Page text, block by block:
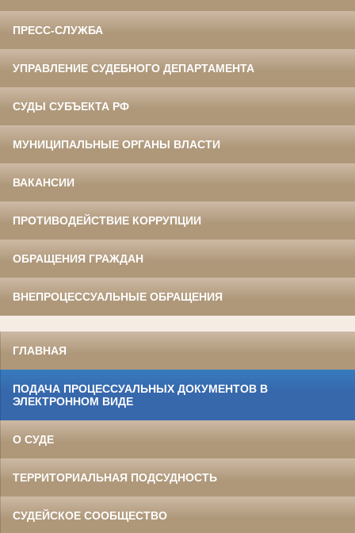
ПРЕСС-СЛУЖБА
УПРАВЛЕНИЕ СУДЕБНОГО ДЕПАРТАМЕНТА
СУДЫ СУБЪЕКТА РФ
МУНИЦИПАЛЬНЫЕ ОРГАНЫ ВЛАСТИ
ВАКАНСИИ
ПРОТИВОДЕЙСТВИЕ КОРРУПЦИИ
ОБРАЩЕНИЯ ГРАЖДАН
ВНЕПРОЦЕССУАЛЬНЫЕ ОБРАЩЕНИЯ
ГЛАВНАЯ
ПОДАЧА ПРОЦЕССУАЛЬНЫХ ДОКУМЕНТОВ В
ЭЛЕКТРОННОМ ВИДЕ
О СУДЕ
ТЕРРИТОРИАЛЬНАЯ ПОДСУДНОСТЬ
СУДЕЙСКОЕ СООБЩЕСТВО